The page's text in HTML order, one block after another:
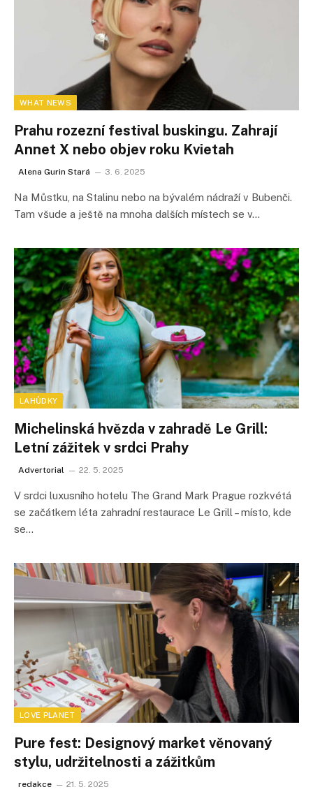
WHAT NEWS
Prahu rozezní festival buskingu. Zahrají
Annet X nebo objev roku Kvietah
Alena Gurin Stará 3. 6. 2025
Na Můstku, na Stalinu nebo na bývalém nádraží v Bubenči.
Tam všude a ještě na mnoha dalších místech se v…
LAHŮDKY
Michelinská hvězda v zahradě Le Grill:
Letní zážitek v srdci Prahy
Advertorial 22. 5. 2025
V srdci luxusního hotelu The Grand Mark Prague rozkvétá
se začátkem léta zahradní restaurace Le Grill – místo, kde
se…
LOVE PLANET
Pure fest: Designový market věnovaný
stylu, udržitelnosti a zážitkům
redakce 21. 5. 2025